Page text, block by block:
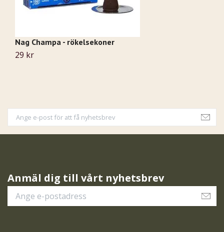
Nag Champa - rökelsekoner
29 kr
Anmäl dig till vårt nyhetsbrev